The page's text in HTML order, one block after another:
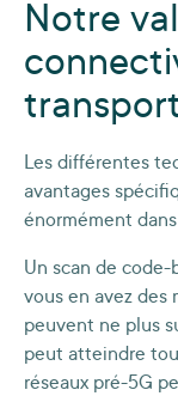
Notre
Les différentes
avantages
énormément
Un scan de code-
vous en avez des
peuvent ne plus
peut atteindre
réseaux pré-5G